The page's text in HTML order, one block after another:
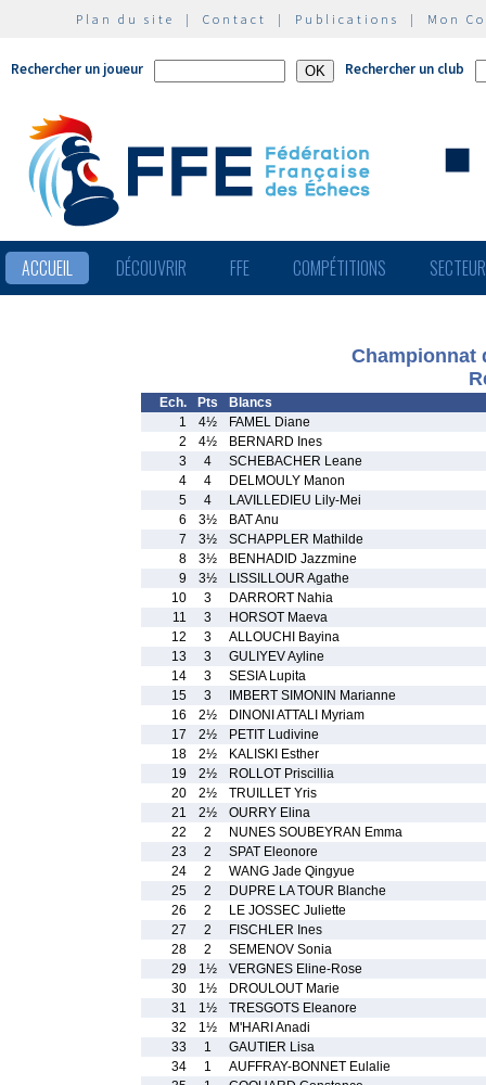
Plan du site | Contact | Publications | Mon
Rechercher un joueur Rechercher un club
ACCUEIL DÉCOUVRIR FFE COMPÉTITIONS
Championnat
Ech. Pts
Blancs
1
4½
FAMEL Diane
2
4½
BERNARD Ines
3
4
SCHEBACHER Leane
4
4
DELMOULY Manon
5
4
LAVILLEDIEU Lily-Mei
6
3½
BAT Anu
7
3½
SCHAPPLER Mathilde
8
3½
BENHADID Jazzmine
9
3½
LISSILLOUR Agathe
10
3
DARRORT Nahia
11
3
HORSOT Maeva
12
3
ALLOUCHI Bayina
13
3
GULIYEV Ayline
14
3
SESIA Lupita
15
3
IMBERT SIMONIN Marianne
16
2½
DINONI ATTALI Myriam
17
2½
PETIT Ludivine
18
2½
KALISKI Esther
19
2½
ROLLOT Priscillia
20
2½
TRUILLET Yris
21
2½
OURRY Elina
22
2
NUNES SOUBEYRAN Emma
23
2
SPAT Eleonore
24
2
WANG Jade Qingyue
25
2
DUPRE LA TOUR Blanche
26
2
LE JOSSEC Juliette
27
2
FISCHLER Ines
28
2
SEMENOV Sonia
29
1½
VERGNES Eline-Rose
30
1½
DROULOUT Marie
31
1½
TRESGOTS Eleanore
32
1½
M'HARI Anadi
33
1
GAUTIER Lisa
34
1
AUFFRAY-BONNET Eulalie